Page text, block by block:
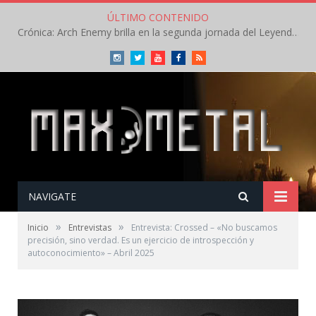
ÚLTIMO CONTENIDO
Crónica: Arch Enemy brilla en la segunda jornada del Leyendas del Rock – Jueves – Agosto 2026
InstagramTwitterYoutubeFacebookRSS
NAVIGATE
Inicio » Entrevistas »
Entrevista: Crossed – «No buscamos
precisión, sino verdad. Es un ejercicio de introspección y
autoconocimiento» – Abril 2025